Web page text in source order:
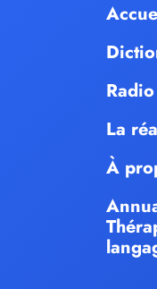
La
À